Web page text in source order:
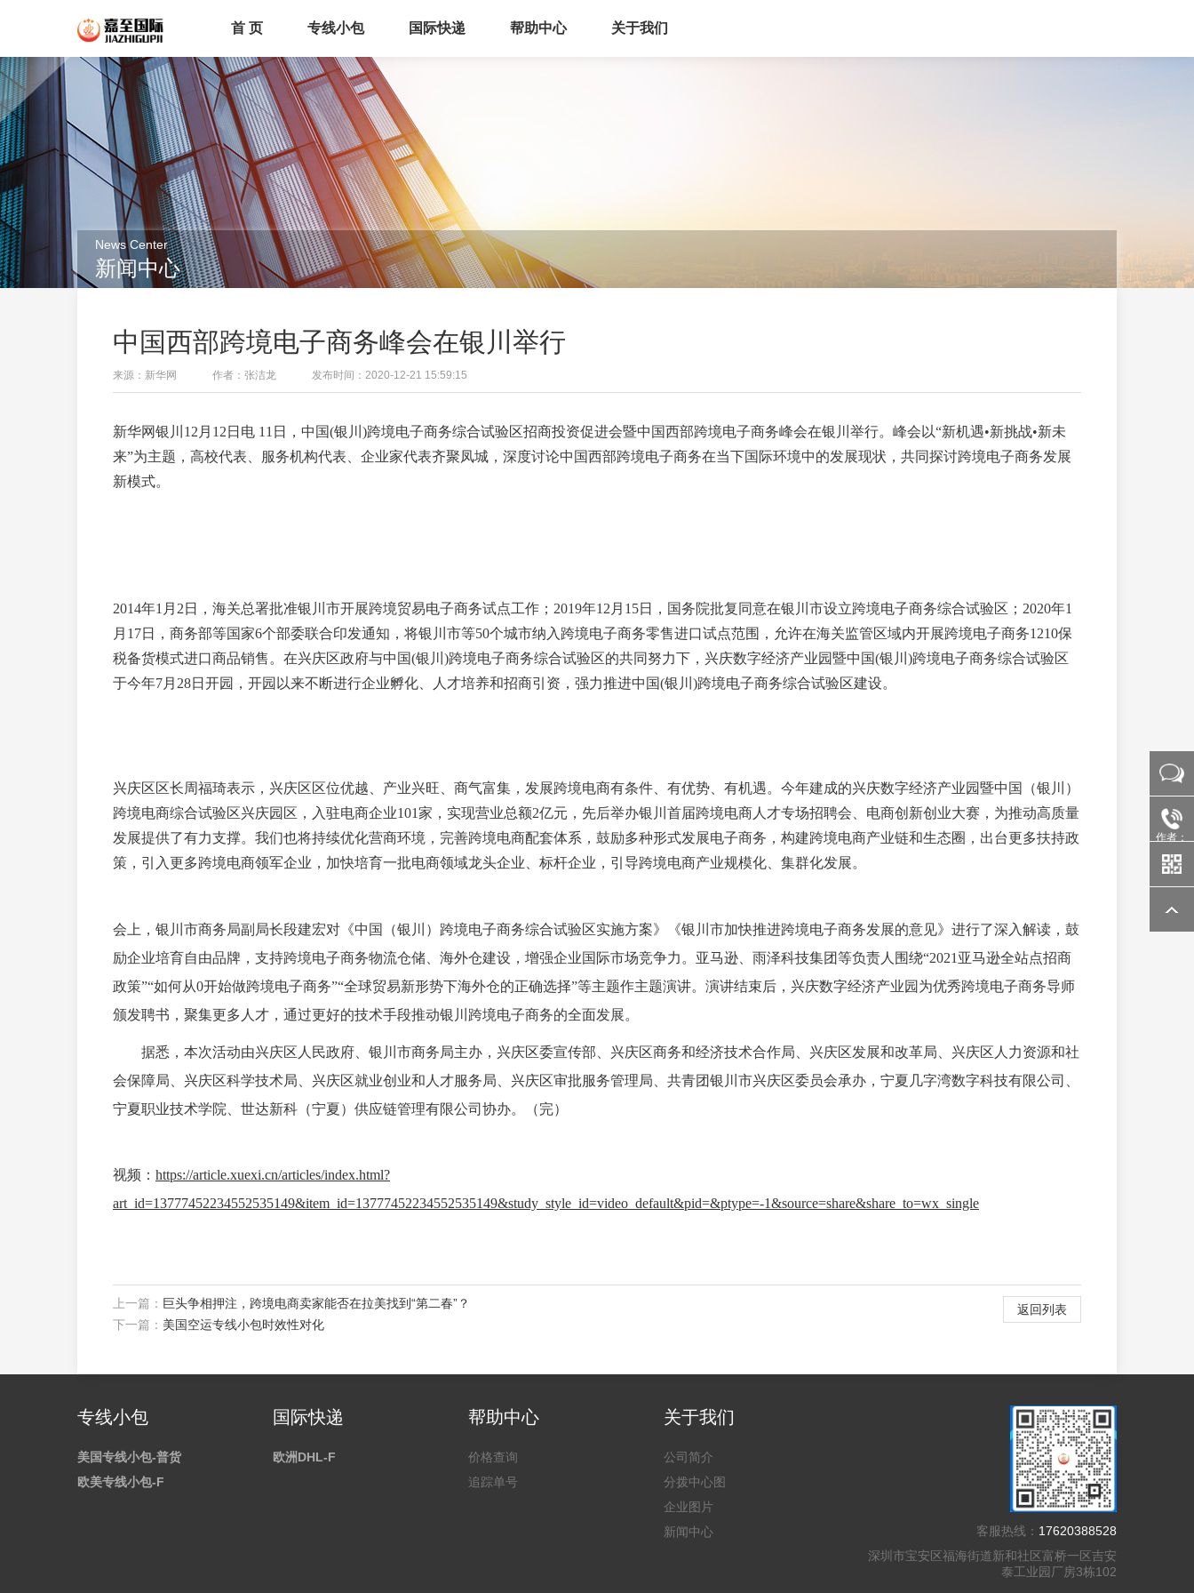
首 页 专线小包 国际快递 帮助中心 关于我们
新闻中心
News Center
中国西部跨境电子商务峰会在银川举行
来源：新华网 作者：张洁龙 发布时间：2020-12-21 15:59:15
新华网银川12月12日电 11日，中国(银川)跨境电子商务综合试验区招商投资促进会暨中国西部跨境电子商务峰会在银川举行。峰会以“新机遇•新挑战•新未
来”为主题，高校代表、服务机构代表、企业家代表齐聚凤城，深度讨论中国西部跨境电子商务在当下国际环境中的发展现状，共同探讨跨境电子商务发展
新模式。
2014年1月2日，海关总署批准银川市开展跨境贸易电子商务试点工作；2019年12月15日，国务院批复同意在银川市设立跨境电子商务综合试验区；2020年1
月17日，商务部等国家6个部委联合印发通知，将银川市等50个城市纳入跨境电子商务零售进口试点范围，允许在海关监管区域内开展跨境电子商务1210保
税备货模式进口商品销售。在兴庆区政府与中国(银川)跨境电子商务综合试验区的共同努力下，兴庆数字经济产业园暨中国(银川)跨境电子商务综合试验区
于今年7月28日开园，开园以来不断进行企业孵化、人才培养和招商引资，强力推进中国(银川)跨境电子商务综合试验区建设。
兴庆区区长周福琦表示，兴庆区区位优越、产业兴旺、商气富集，发展跨境电商有条件、有优势、有机遇。今年建成的兴庆数字经济产业园暨中国（银川）
跨境电商综合试验区兴庆园区，入驻电商企业101家，实现营业总额2亿元，先后举办银川首届跨境电商人才专场招聘会、电商创新创业大赛，为推动高质量
发展提供了有力支撑。我们也将持续优化营商环境，完善跨境电商配套体系，鼓励多种形式发展电子商务，构建跨境电商产业链和生态圈，出台更多扶持政
策，引入更多跨境电商领军企业，加快培育一批电商领域龙头企业、标杆企业，引导跨境电商产业规模化、集群化发展。
会上，银川市商务局副局长段建宏对《中国（银川）跨境电子商务综合试验区实施方案》《银川市加快推进跨境电子商务发展的意见》进行了深入解读，鼓
励企业培育自由品牌，支持跨境电子商务物流仓储、海外仓建设，增强企业国际市场竞争力。亚马逊、雨泽科技集团等负责人围绕“2021亚马逊全站点招商
政策”“如何从0开始做跨境电子商务”“全球贸易新形势下海外仓的正确选择”等主题作主题演讲。演讲结束后，兴庆数字经济产业园为优秀跨境电子商务导师
颁发聘书，聚集更多人才，通过更好的技术手段推动银川跨境电子商务的全面发展。
据悉，本次活动由兴庆区人民政府、银川市商务局主办，兴庆区委宣传部、兴庆区商务和经济技术合作局、兴庆区发展和改革局、兴庆区人力资源和社
会保障局、兴庆区科学技术局、兴庆区就业创业和人才服务局、兴庆区审批服务管理局、共青团银川市兴庆区委员会承办，宁夏几字湾数字科技有限公司、
宁夏职业技术学院、世达新科（宁夏）供应链管理有限公司协办。（完）
视频： https://article.xuexi.cn/articles/index.html?
art_id=13777452234552535149&item_id=13777452234552535149&study_style_id=video_default&pid=&ptype=-1&source=share&share_to=wx_single
上一篇： 巨头争相押注，跨境电商卖家能否在拉美找到“第二春”？
下一篇： 美国空运专线小包时效性对化
返回列表
专线小包
美国专线小包-普货
欧美专线小包-F
国际快递
欧洲DHL-F
帮助中心
价格查询
追踪单号
关于我们
公司简介
分拨中心图
企业图片
新闻中心
客服热线： 17620388528
深圳市宝安区福海街道新和社区富桥一区吉安
泰工业园厂房3栋102
作者：